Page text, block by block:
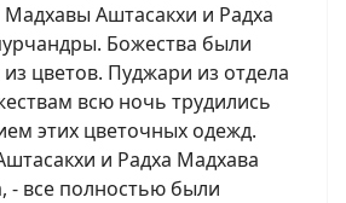
Аштасакхи и Радха
Божества были
цветов. Пуджари из отдела
всю ночь трудились
этих цветочных одежд.
и Радха Мадхава
- все полностью были